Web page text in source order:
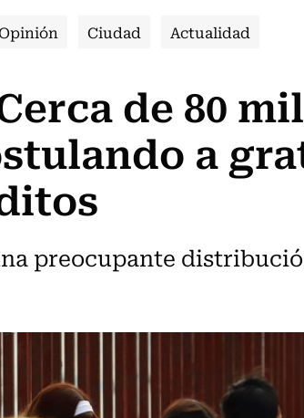
Ciudad Actualidad
de 80
a
preocupante